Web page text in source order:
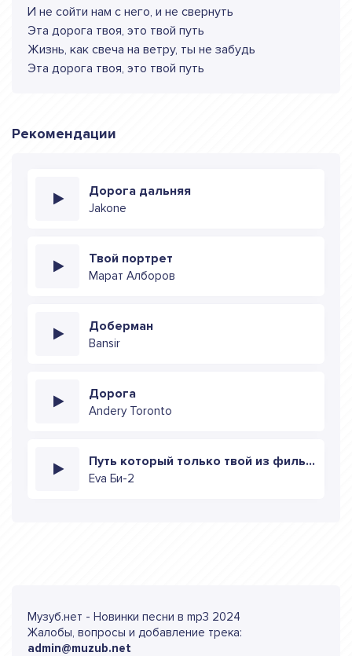
И не сойти нам с него, и не свернуть
Эта дорога твоя, это твой путь
Жизнь, как свеча на ветру, ты не забудь
Эта дорога твоя, это твой путь
Рекомендации
Дорога дальняя
Jakone
Твой портрет
Марат Алборов
Доберман
Bansir
Дорога
Andery Toronto
Путь который только твой из фильма тибра
Eva Би-2
Музуб.нет - Новинки песни в mp3 2024
Жалобы, вопросы и добавление трека:
admin@muzub.net